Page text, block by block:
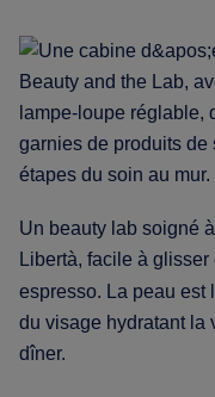
Un beauty lab soigné
Libertà, facile à
espresso. La peau est
du visage hydratant la
dîner.